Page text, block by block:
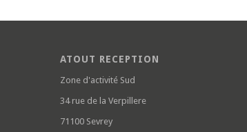
ATOUT RECEPTION
Zone d'activité Sud
34 rue de la Verpillere
71100 Sevrey